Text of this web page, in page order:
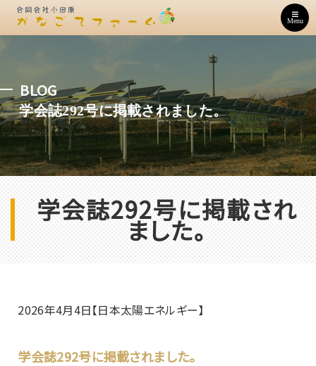
Menu
学会誌292号に掲載されました。
BLOG
学会誌292号に掲載され
ました。
2026年4月4日【日本太陽エネルギー】
学会誌292号に掲載されました。